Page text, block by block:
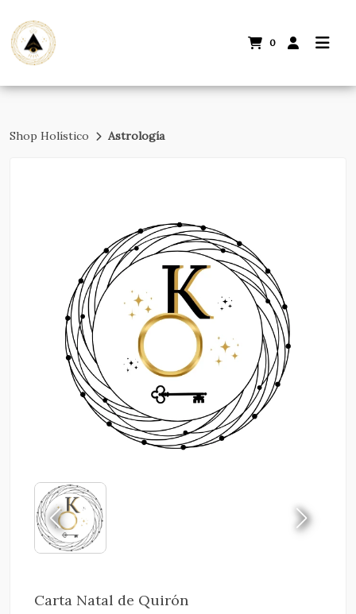
0
Shop Holístico Astrología
Carta Natal de Quirón